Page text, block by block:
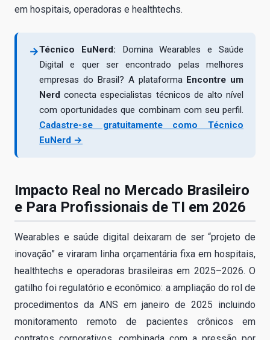
em hospitais, operadoras e healthtechs.
→Técnico EuNerd: Domina Wearables e Saúde
Digital e quer ser encontrado pelas melhores
empresas do Brasil? A plataforma Encontre um
Nerd conecta especialistas técnicos de alto nível
com oportunidades que combinam com seu perfil.
Cadastre-se gratuitamente como Técnico
EuNerd →
Impacto Real no Mercado Brasileiro
e Para Profissionais de TI em 2026
Wearables e saúde digital deixaram de ser “projeto de
inovação” e viraram linha orçamentária fixa em hospitais,
healthtechs e operadoras brasileiras em 2025–2026. O
gatilho foi regulatório e econômico: a ampliação do rol de
procedimentos da ANS em janeiro de 2025 incluindo
monitoramento remoto de pacientes crônicos em